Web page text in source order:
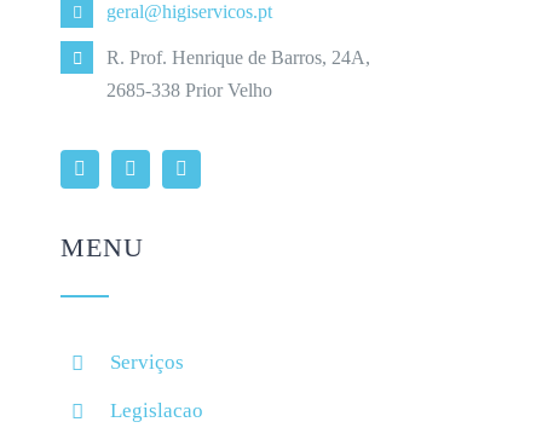
geral@higiservicos.pt
R. Prof. Henrique de Barros, 24A,
2685-338 Prior Velho
MENU
Serviços
Legislacao